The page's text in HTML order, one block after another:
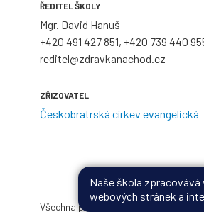
ŘEDITEL ŠKOLY
Mgr. David Hanuš
+420 491 427 851, +420 739 440
reditel@zdravkanachod.cz
ZŘIZOVATEL
Českobratrská církev evangelická
Všechna práva vyhrazena. Copyright
Naše škola
webových stránek a